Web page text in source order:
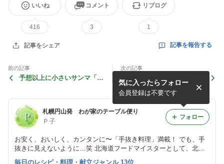
いいね
416
コメント
3
リブログ
1
記事をシェア 記事を報告する
前の記事
予想以上に小さいサンマ「南
次の記事
ネットオークションで「やら
かし」あせった事
札幌円山発 わが家のテーブル便り
Ｐ子
お安く、おいしく、カンタンに〜「手抜き料理」満載！ でも、手
抜きに見えないように…笑 北海道フードマイスターとして、北海
道の美味しい食材も紹介します。 ２０１９年から、お料理講座を
気に入ったらフォロー
会員登録は不要です
フォロー
毎日のレシピ・料理・献立ジャンル 13位